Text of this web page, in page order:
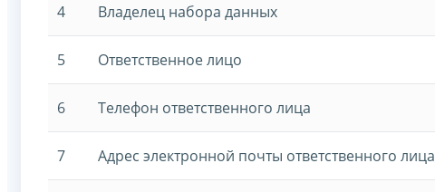
4 Владелец набора данных
5 Ответственное лицо
6 Телефон ответственного лица
7 Адрес электронной почты ответственного лица